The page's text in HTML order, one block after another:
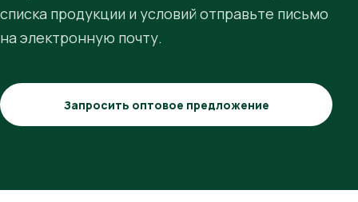
списка продукции и условий отправьте письмо
на электронную почту.
Запросить оптовое предложение